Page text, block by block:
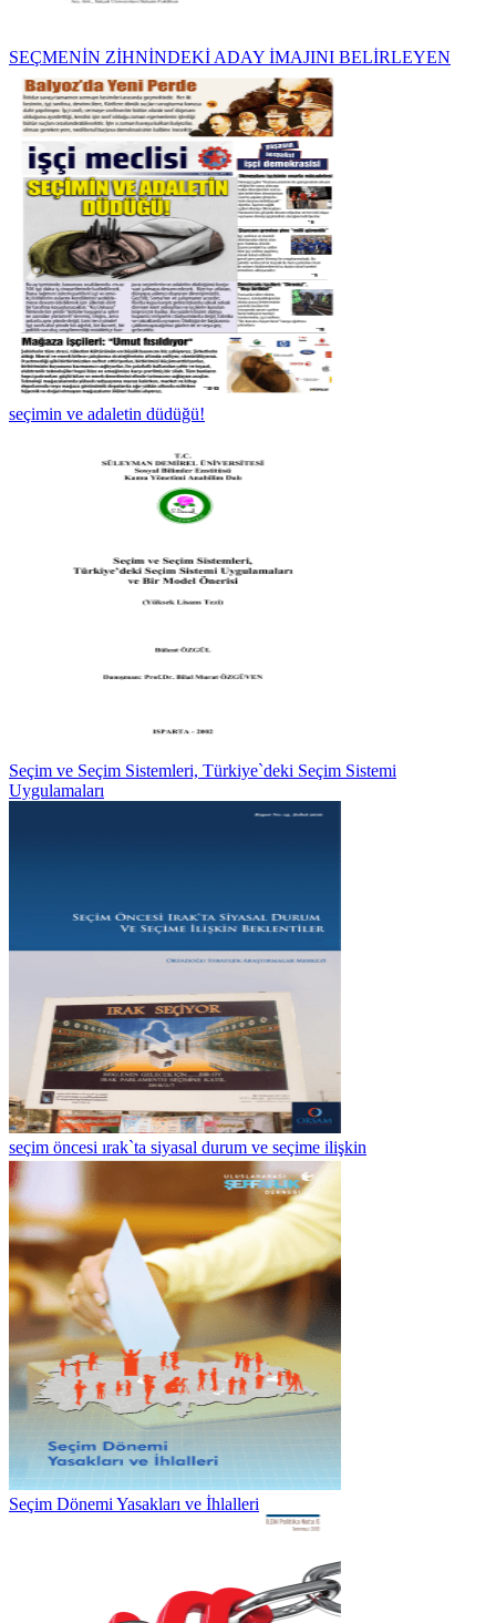
SEÇMENİN ZİHNİNDEKİ ADAY İMAJINI BELİRLEYEN
seçimin ve adaletin düdüğü!
Seçim ve Seçim Sistemleri, Türkiye`deki Seçim Sistemi
Uygulamaları
seçim öncesi ırak`ta siyasal durum ve seçime ilişkin
Seçim Dönemi Yasakları ve İhlalleri